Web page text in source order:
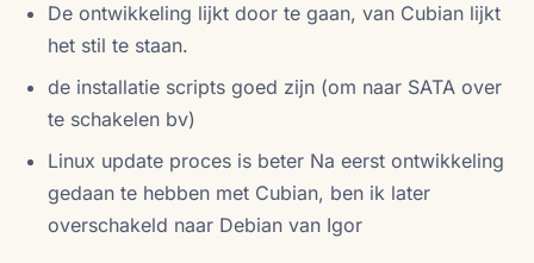
De ontwikkeling lijkt door te gaan, van Cubian lijkt
het stil te staan.
de installatie scripts goed zijn (om naar SATA over
te schakelen bv)
Linux update proces is beter Na eerst ontwikkeling
gedaan te hebben met Cubian, ben ik later
overschakeld naar Debian van Igor